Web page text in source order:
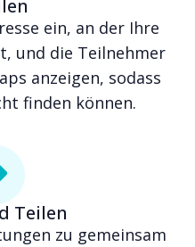
ein, an der Ihre
und die Teilnehmer
anzeigen, sodass
finden können.
Teilen
zu gemeinsam